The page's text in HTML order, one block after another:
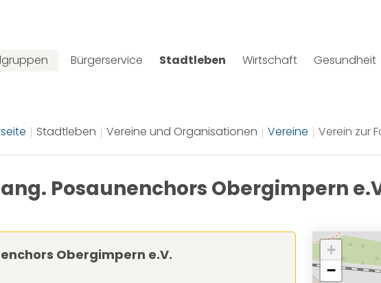
Bürgerservice Stadtleben Wirtschaft Gesundheit
Stadtleben Vereine und Organisationen Vereine Verein zur
Posaunenchors Obergimpern
Obergimpern e.V.
+
−